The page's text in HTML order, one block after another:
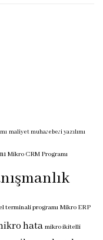
maliyet muhasebesi yazılımı
Mikro CRM Programı
terminali programı Mikro ERP
hata mikro ikitelli